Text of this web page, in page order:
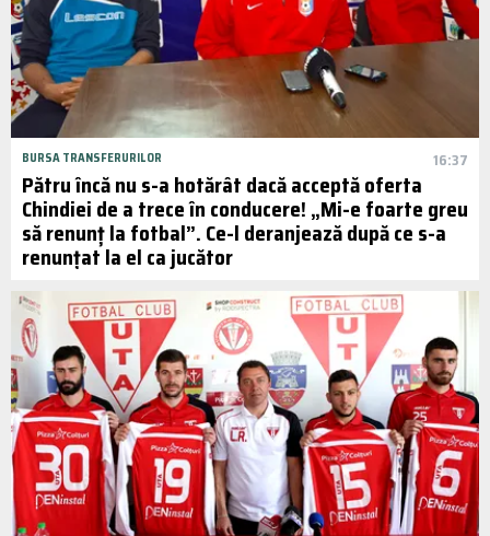
BURSA TRANSFERURILOR 16:37
Pătru încă nu s-a hotărât dacă acceptă oferta
Chindiei de a trece în conducere! „Mi-e foarte greu
să renunț la fotbal”. Ce-l deranjează după ce s-a
renunțat la el ca jucător